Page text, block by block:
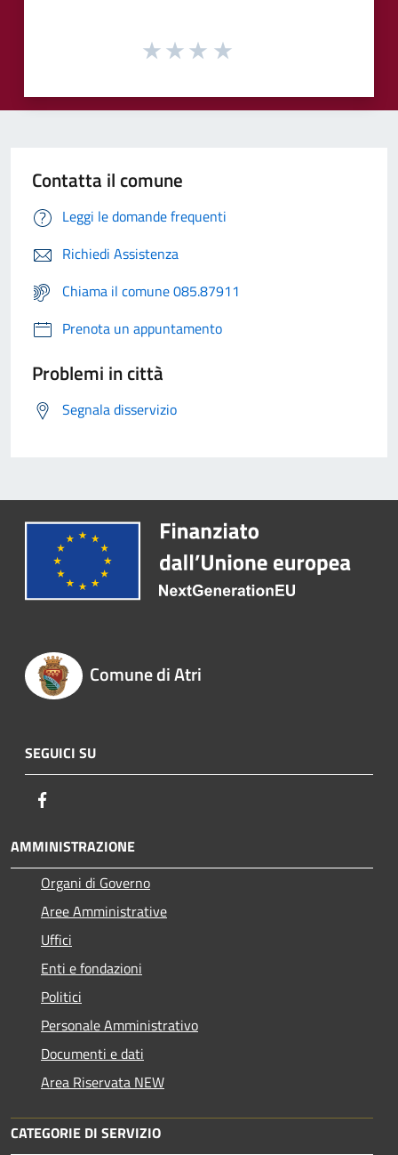
Contatta il comune
Leggi le domande frequenti
Richiedi Assistenza
Chiama il comune 085.87911
Prenota un appuntamento
Problemi in città
Segnala disservizio
Comune di Atri
SEGUICI SU
AMMINISTRAZIONE
Organi di Governo
Aree Amministrative
Uffici
Enti e fondazioni
Politici
Personale Amministrativo
Documenti e dati
Area Riservata NEW
CATEGORIE DI SERVIZIO